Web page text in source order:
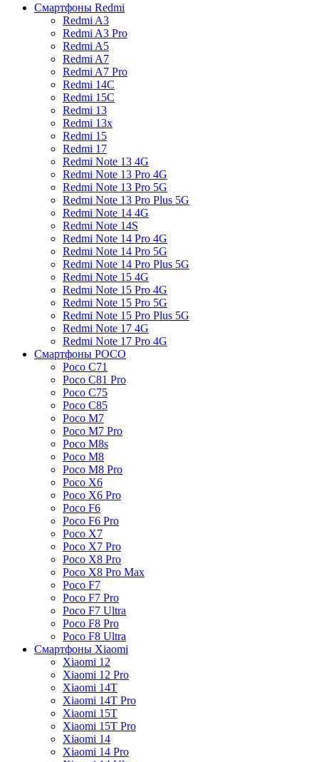
Смартфоны Redmi
Redmi A3
Redmi A3 Pro
Redmi A5
Redmi A7
Redmi A7 Pro
Redmi 14C
Redmi 15C
Redmi 13
Redmi 13x
Redmi 15
Redmi 17
Redmi Note 13 4G
Redmi Note 13 Pro 4G
Redmi Note 13 Pro 5G
Redmi Note 13 Pro Plus 5G
Redmi Note 14 4G
Redmi Note 14S
Redmi Note 14 Pro 4G
Redmi Note 14 Pro 5G
Redmi Note 14 Pro Plus 5G
Redmi Note 15 4G
Redmi Note 15 Pro 4G
Redmi Note 15 Pro 5G
Redmi Note 15 Pro Plus 5G
Redmi Note 17 4G
Redmi Note 17 Pro 4G
Смартфоны POCO
Poco C71
Poco C81 Pro
Poco C75
Poco C85
Poco M7
Poco M7 Pro
Poco M8s
Poco M8
Poco M8 Pro
Poco X6
Poco X6 Pro
Poco F6
Poco F6 Pro
Poco X7
Poco X7 Pro
Poco X8 Pro
Poco X8 Pro Max
Poco F7
Poco F7 Pro
Poco F7 Ultra
Poco F8 Pro
Poco F8 Ultra
Смартфоны Xiaomi
Xiaomi 12
Xiaomi 12 Pro
Xiaomi 14T
Xiaomi 14T Pro
Xiaomi 15T
Xiaomi 15T Pro
Xiaomi 14
Xiaomi 14 Pro